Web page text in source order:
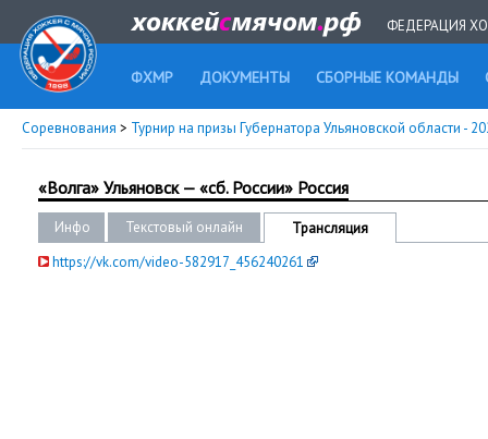
ФЕДЕРАЦИЯ
ФХМР ДОКУМЕНТЫ СБОРНЫЕ КОМАНДЫ
Соревнования > Турнир на призы Губернатора Ульяновской области -
«Волга» Ульяновск — «сб. России» Россия
Инфо Текстовый онлайн
Трансляция
https://vk.com/video-582917_456240261